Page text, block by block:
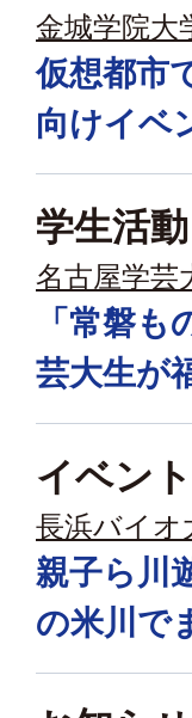
金城学院大
仮想都市
向けイベ
学生活動
名古屋学芸
「常磐
芸大生が
イベント
長浜バイオ
親子ら川
の米川